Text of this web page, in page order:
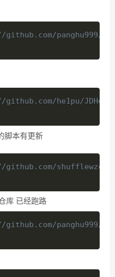
github.com/panghu999/
github.com/he1pu/
脚本有更新
github.com/shufflewzc/
库 已经跑路
github.com/panghu999/